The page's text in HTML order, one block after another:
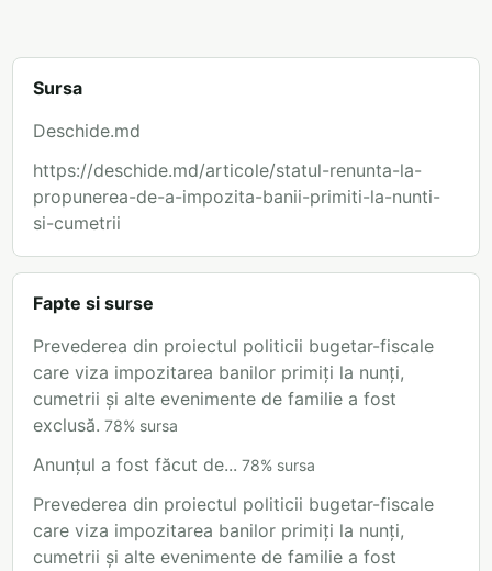
Sursa
Deschide.md
https://deschide.md/articole/statul-renunta-la-
propunerea-de-a-impozita-banii-primiti-la-nunti-
si-cumetrii
Fapte si surse
Prevederea din proiectul politicii bugetar-fiscale
care viza impozitarea banilor primiți la nunți,
cumetrii și alte evenimente de familie a fost
exclusă. 78% sursa
Anunțul a fost făcut de... 78% sursa
Prevederea din proiectul politicii bugetar-fiscale
care viza impozitarea banilor primiți la nunți,
cumetrii și alte evenimente de familie a fost